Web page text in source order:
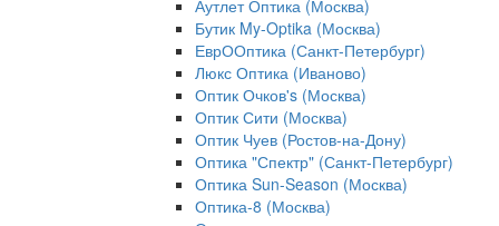
Аутлет Оптика (Москва)
Бутик My-Optika (Москва)
ЕврООптика (Санкт-Петербург)
Люкс Оптика (Иваново)
Оптик Очков's (Москва)
Оптик Сити (Москва)
Оптик Чуев (Ростов-на-Дону)
Оптика "Спектр" (Санкт-Петербург)
Оптика Sun-Season (Москва)
Оптика-8 (Москва)